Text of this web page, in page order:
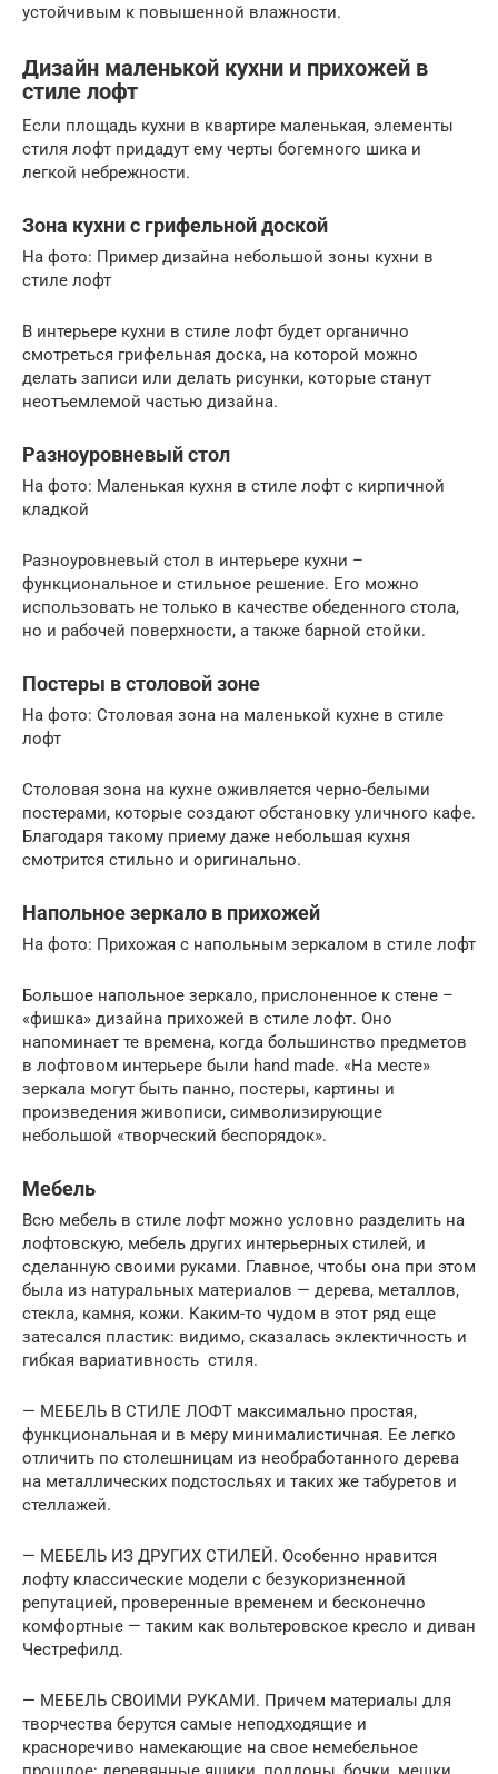
устойчивым к повышенной влажности.
Дизайн маленькой кухни и прихожей в
стиле лофт
Если площадь кухни в квартире маленькая, элементы
стиля лофт придадут ему черты богемного шика и
легкой небрежности.
Зона кухни с грифельной доской
На фото: Пример дизайна небольшой зоны кухни в
стиле лофт
В интерьере кухни в стиле лофт будет органично
смотреться грифельная доска, на которой можно
делать записи или делать рисунки, которые станут
неотъемлемой частью дизайна.
Разноуровневый стол
На фото: Маленькая кухня в стиле лофт с кирпичной
кладкой
Разноуровневый стол в интерьере кухни –
функциональное и стильное решение. Его можно
использовать не только в качестве обеденного стола,
но и рабочей поверхности, а также барной стойки.
Постеры в столовой зоне
На фото: Столовая зона на маленькой кухне в стиле
лофт
Столовая зона на кухне оживляется черно-белыми
постерами, которые создают обстановку уличного кафе.
Благодаря такому приему даже небольшая кухня
смотрится стильно и оригинально.
Напольное зеркало в прихожей
На фото: Прихожая с напольным зеркалом в стиле лофт
Большое напольное зеркало, прислоненное к стене –
«фишка» дизайна прихожей в стиле лофт. Оно
напоминает те времена, когда большинство предметов
в лофтовом интерьере были hand made. «На месте»
зеркала могут быть панно, постеры, картины и
произведения живописи, символизирующие
небольшой «творческий беспорядок».
Мебель
Всю мебель в стиле лофт можно условно разделить на
лофтовскую, мебель других интерьерных стилей, и
сделанную своими руками. Главное, чтобы она при этом
была из натуральных материалов — дерева, металлов,
стекла, камня, кожи. Каким-то чудом в этот ряд еще
затесался пластик: видимо, сказалась эклектичность и
гибкая вариативность стиля.
— МЕБЕЛЬ В СТИЛЕ ЛОФТ максимально простая,
функциональная и в меру минималистичная. Ее легко
отличить по столешницам из необработанного дерева
на металлических подстосльях и таких же табуретов и
стеллажей.
— МЕБЕЛЬ ИЗ ДРУГИХ СТИЛЕЙ. Особенно нравится
лофту классические модели с безукоризненной
репутацией, проверенные временем и бесконечно
комфортные — таким как вольтеровское кресло и диван
Честрефилд.
— МЕБЕЛЬ СВОИМИ РУКАМИ. Причем материалы для
творчества берутся самые неподходящие и
красноречиво намекающие на свое немебельное